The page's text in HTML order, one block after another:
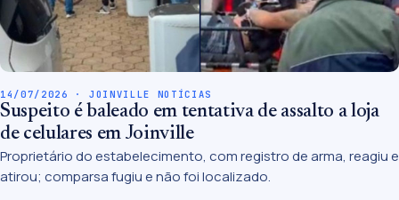
14/07/2026 · JOINVILLE NOTÍCIAS
Suspeito é baleado em tentativa de assalto a loja
de celulares em Joinville
Proprietário do estabelecimento, com registro de arma, reagiu e
atirou; comparsa fugiu e não foi localizado.